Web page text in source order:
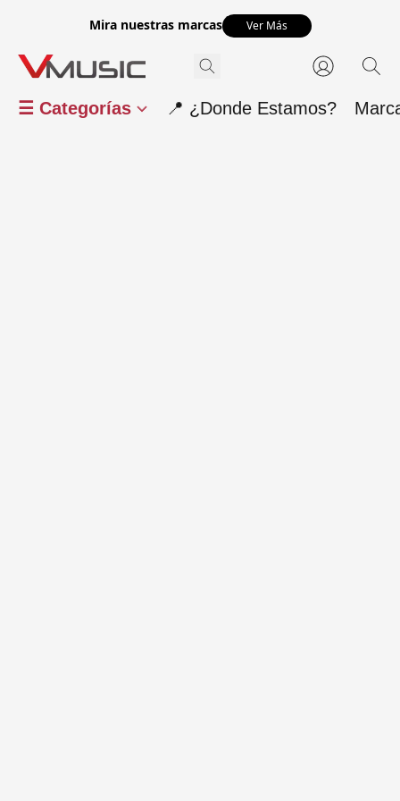
Mira nuestras marcas Ver Más
☰ Categorías 📍 ¿Donde Estamos?